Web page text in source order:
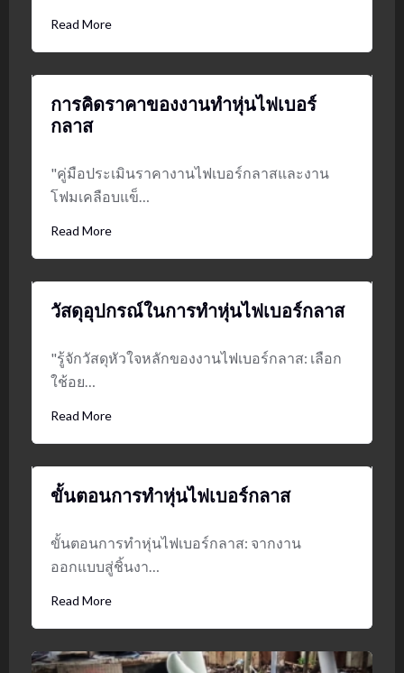
Read More
การคิดราคาของงานทำหุ่นไฟเบอร์
กลาส
"คู่มือประเมินราคางานไฟเบอร์กลาสและงาน
โฟมเคลือบแข็…
Read More
วัสดุอุปกรณ์ในการทำหุ่นไฟเบอร์กลาส
"รู้จักวัสดุหัวใจหลักของงานไฟเบอร์กลาส: เลือก
ใช้อย…
Read More
ขั้นตอนการทำหุ่นไฟเบอร์กลาส
ขั้นตอนการทำหุ่นไฟเบอร์กลาส: จากงาน
ออกแบบสู่ชิ้นงา…
Read More